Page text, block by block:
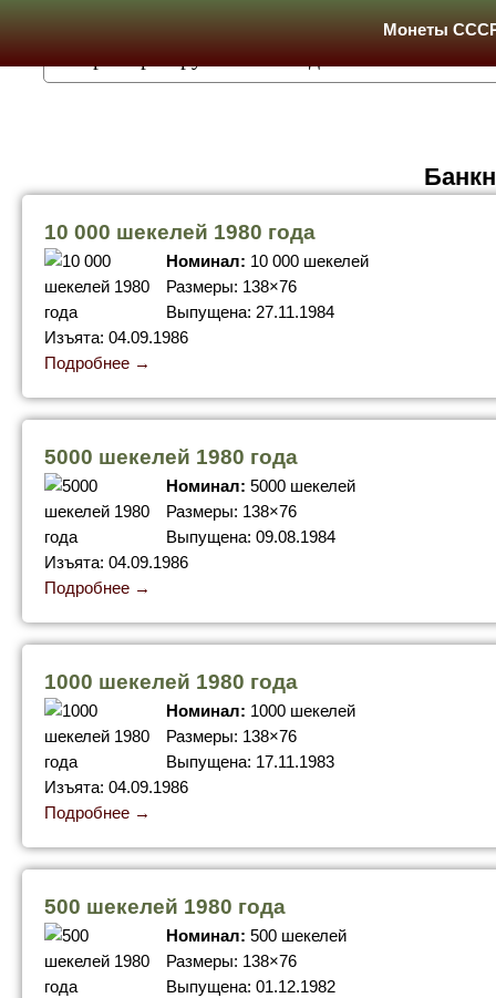
Монеты
10 000 шекелей 1980 года
Номинал: 10 000 шекелей
Размеры: 138×76
Выпущена: 27.11.1984
Изъята: 04.09.1986
Подробнее →
5000 шекелей 1980 года
Номинал: 5000 шекелей
Размеры: 138×76
Выпущена: 09.08.1984
Изъята: 04.09.1986
Подробнее →
1000 шекелей 1980 года
Номинал: 1000 шекелей
Размеры: 138×76
Выпущена: 17.11.1983
Изъята: 04.09.1986
Подробнее →
500 шекелей 1980 года
Номинал: 500 шекелей
Размеры: 138×76
Выпущена: 01.12.1982